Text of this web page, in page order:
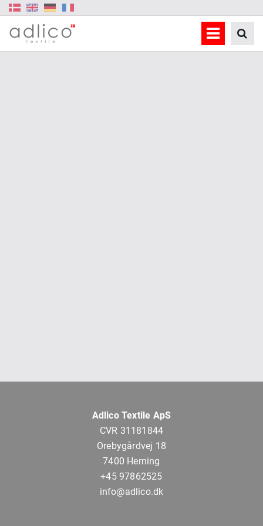
Adlico Textile ApS
CVR 31181844
Orebygårdvej 18
7400 Herning
+45 97862525
info@adlico.dk